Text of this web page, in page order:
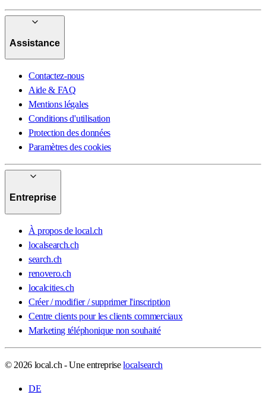
Assistance
Contactez-nous
Aide & FAQ
Mentions légales
Conditions d'utilisation
Protection des données
Paramètres des cookies
Entreprise
À propos de local.ch
localsearch.ch
search.ch
renovero.ch
localcities.ch
Créer / modifier / supprimer l'inscription
Centre clients pour les clients commerciaux
Marketing téléphonique non souhaité
© 2026 local.ch - Une entrepriselocalsearch
DE